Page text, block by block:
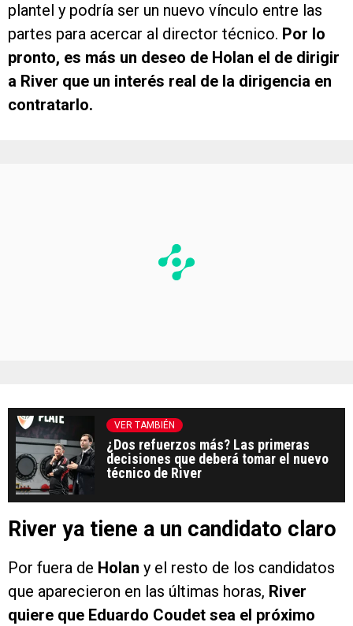
plantel y podría ser un nuevo vínculo entre las
partes para acercar al director técnico. Por lo
pronto, es más un deseo de Holan el de dirigir
a River que un interés real de la dirigencia en
contratarlo.
VER TAMBIÉN
¿Dos refuerzos más? Las primeras
decisiones que deberá tomar el nuevo
técnico de River
River ya tiene a un candidato claro
Por fuera de Holan y el resto de los candidatos
que aparecieron en las últimas horas, River
quiere que Eduardo Coudet sea el próximo